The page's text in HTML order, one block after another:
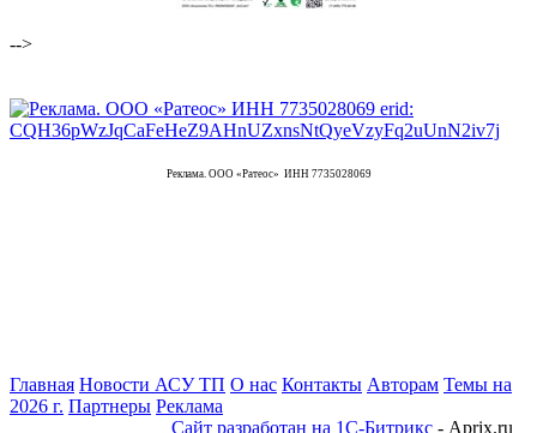
-->
Реклама. ООО «Ратеос» ИНН 7735028069
Главная Новости АСУ ТП О нас Контакты Авторам Темы на
2026 г. Партнеры Реклама
Сайт разработан на 1С-Битрикс - Aprix.ru